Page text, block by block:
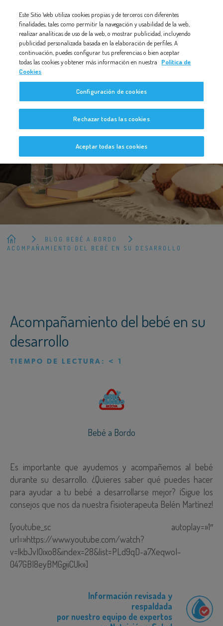
accesibilidad.Bebé a Bordo
BLOG BEBÉ A BORDO
ACOMPAÑAMIENTO DEL BEBÉ EN SU DESARROLLO
Acompañamiento del bebé en su
desarrollo
TIEMPO DE LECTURA: < 1
Bebé a Bordo
Es importante que ayudemos y acompañemos al bebé
durante su desarrollo. ¿Quieres saber qué puedes hacer
para ayudar a tu bebé a desarrollarse mejor? ¡Sigue los
consejos que nos da nuestra fisioterapeuta Belén Martínez!
[youtube_sc autoplay=»1″
url=»https://www.youtube.com/watch?
v=lkbJvIOixo8&index=28&list=PLd9qD-a7XeqwoI-
047GBI8eyBMGgiiCUk»]
Información revisada y
respaldada
por nuestro equipo de expertos
Este Sitio Web utiliza cookies propias y de terceros con diferentes
finalidades, tales como permitir la navegación y usabilidad de la web,
realizar analíticas de uso de la web, o mostrar publicidad, incluyendo
publicidad personalizada basada en la elaboración de perfiles. A
continuación, puedes configurar tus preferencias o bien aceptar
todas las cookies y obtener más información en nuestra
Política de
Cookies
Configuración de cookies
Rechazar todas las cookies
Aceptar todas las cookies